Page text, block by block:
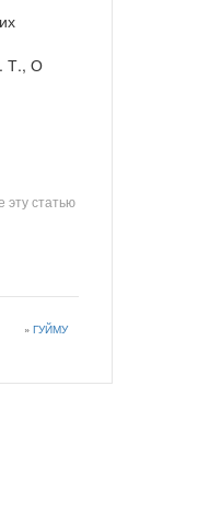
их
Т., О
эту статью
» ГУЙМУ